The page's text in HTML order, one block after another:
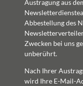
Austragung aus
Abbestellung des
Zwecken bei uns
unberührt.
Nach Ihrer
wird Ihre E-Mail-